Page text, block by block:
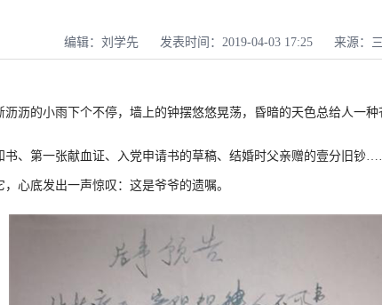
编辑：刘学先 发表时间：2019-04-03 17:25 来源：
的小雨下个不停，墙上的钟摆悠悠晃荡，昏暗的天色总给人一种
第一张献血证、入党申请书的草稿、结婚时父亲赠的壹分旧钞
心底发出一声惊叹：这是爷爷的遗嘱。